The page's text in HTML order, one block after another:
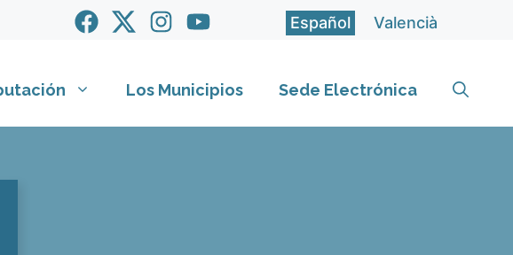
Español Valencià
Los Municipios Sede Electrónica